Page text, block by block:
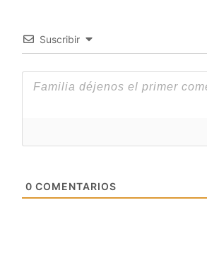
Suscribir
0 COMENTARIOS